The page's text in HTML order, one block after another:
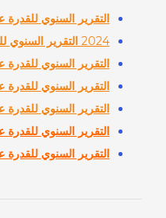
التقرير السنوي للقدرة
2024 التقرير السنوي
التقرير السنوي للقدرة
التقرير السنوي للقدرة
التقرير السنوي للقدرة
التقرير السنوي للقدرة
التقرير السنوي للقدرة